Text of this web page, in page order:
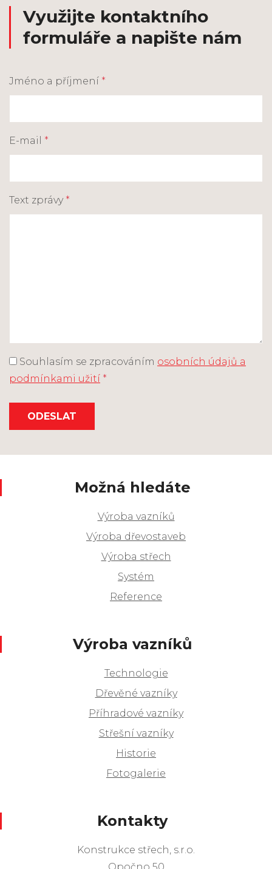
Využijte kontaktního
formuláře a napište nám
Jméno a příjmení *
E-mail *
Text zprávy *
Souhlasím se zpracováním osobních údajů a
podmínkami užití *
ODESLAT
Možná hledáte
Výroba vazníků
Výroba dřevostaveb
Výroba střech
Systém
Reference
Výroba vazníků
Technologie
Dřevěné vazníky
Příhradové vazníky
Střešní vazníky
Historie
Fotogalerie
Kontakty
Konstrukce střech, s.r.o.